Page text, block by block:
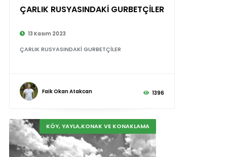
ÇARLIK RUSYASINDAKİ GURBETÇİLER
13 Kasım 2023
ÇARLIK RUSYASINDAKİ GURBETÇİLER
Faik Okan Atakcan 1396
KÖY, YAYLA,KONAK VE KONAKLAMA